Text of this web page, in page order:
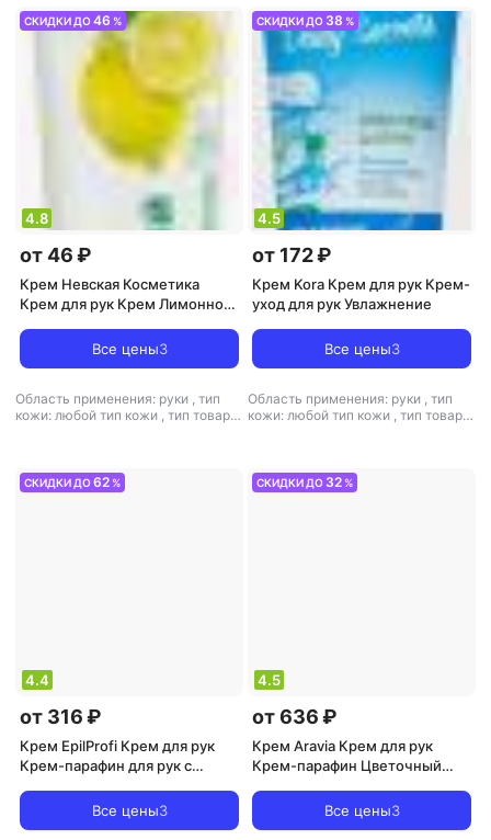
СКИДКИ ДО46 %
4.8
от 46 ₽
Крем Невская Косметика
Крем для рук Крем Лимонно-
Все цены3
Область применения: руки , тип
кожи: любой тип кожи , тип товара:
СКИДКИ ДО 38 %
4.5
от 172 ₽
Крем Kora Крем для рук Крем-
уход для рук Увлажнение
Все цены3
Область применения: руки , тип
кожи: любой тип кожи , тип товара:
СКИДКИ ДО62 %
4.4
от 316 ₽
Крем EpilProfi Крем для рук
Крем-парафин для рук с
витаминов А, Е, F 300.0
Все цены3
СКИДКИ ДО 32 %
4.5
от 636 ₽
Крем Aravia Крем для рук
Крем-парафин Цветочный
пчелиным воском 210
Все цены3